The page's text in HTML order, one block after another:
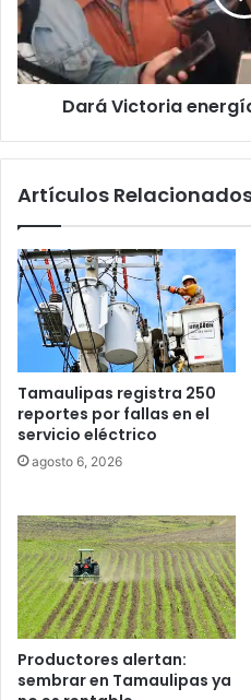
Dará Victoria
Artículos
Tamaulipas registra 250
reportes por fallas en el
servicio eléctrico
agosto 6, 2026
Productores alertan:
sembrar en Tamaulipas ya